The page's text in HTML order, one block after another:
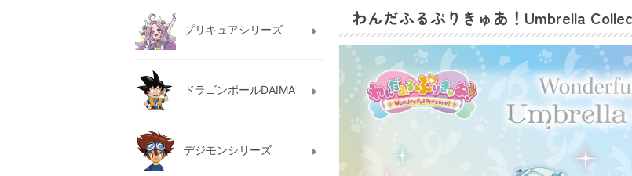
わんだふるぷりきゅあ！Umbrella
プリキュアシリーズ
ドラゴンボールDAIMA
デジモンシリーズ